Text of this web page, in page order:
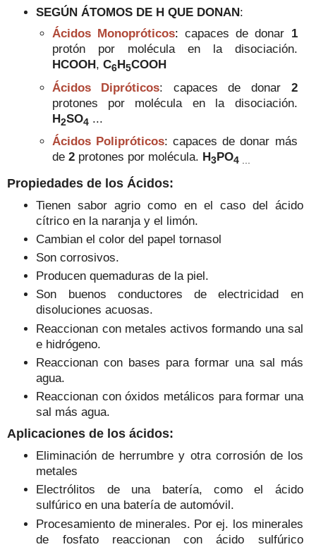
SEGÚN ÁTOMOS DE H QUE DONAN:
Ácidos Monopróticos: capaces de donar 1
protón por molécula en la disociación.
HCOOH , C6 H5COOH
Ácidos Dipróticos: capaces de donar 2
protones por molécula en la disociación.
H2SO4 ...
Ácidos Polipróticos: capaces de donar más
de 2 protones por molécula. H3PO4 ...
Propiedades de los Ácidos:
Tienen sabor agrio como en el caso del ácido
cítrico en la naranja y el limón.
Cambian el color del papel tornasol
Son corrosivos.
Producen quemaduras de la piel.
Son buenos conductores de electricidad en
disoluciones acuosas.
Reaccionan con metales activos formando una sal
e hidrógeno.
Reaccionan con bases para formar una sal más
agua.
Reaccionan con óxidos metálicos para formar una
sal más agua.
Aplicaciones de los ácidos:
Eliminación de herrumbre y otra corrosión de los
metales
Electrólitos de una batería, como el ácido
sulfúrico en una batería de automóvil.
Procesamiento de minerales. Por ej. los minerales
de fosfato reaccionan con ácido sulfúrico